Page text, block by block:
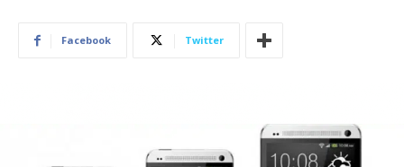
Facebook Twitter